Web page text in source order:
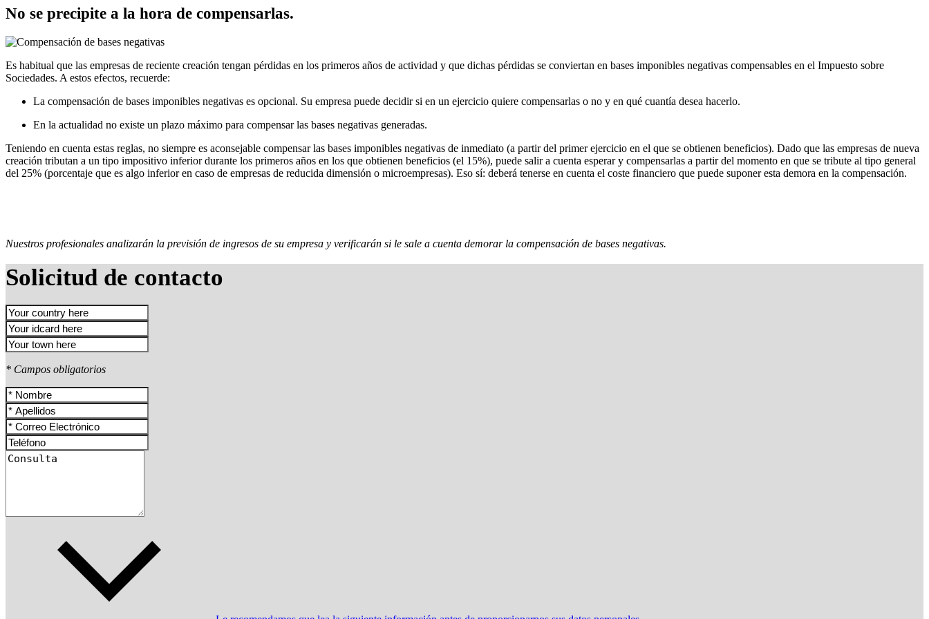
No se precipite a la hora de compensarlas.
Es habitual que las empresas de reciente creación tengan pérdidas en los primeros años de actividad y que dichas pérdidas se conviertan en bases imponibles negativas compensables en el Impuesto sobre
Sociedades. A estos efectos, recuerde:
La compensación de bases imponibles negativas es opcional. Su empresa puede decidir si en un ejercicio quiere compensarlas o no y en qué cuantía desea hacerlo.
En la actualidad no existe un plazo máximo para compensar las bases negativas generadas.
Teniendo en cuenta estas reglas, no siempre es aconsejable compensar las bases imponibles negativas de inmediato (a partir del primer ejercicio en el que se obtienen beneficios). Dado que las empresas de nueva
creación tributan a un tipo impositivo inferior durante los primeros años en los que obtienen beneficios (el 15%), puede salir a cuenta esperar y compensarlas a partir del momento en que se tribute al tipo general
del 25% (porcentaje que es algo inferior en caso de empresas de reducida dimensión o microempresas). Eso sí: deberá tenerse en cuenta el coste financiero que puede suponer esta demora en la compensación.
Nuestros profesionales analizarán la previsión de ingresos de su empresa y verificarán si le sale a cuenta demorar la compensación de bases negativas.
Solicitud de contacto
* Campos obligatorios